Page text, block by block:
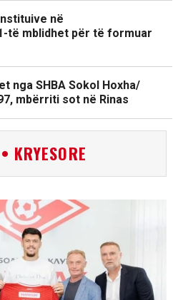
në
të mblidhet për të formuar
nga SHBA Sokol Hoxha/
mbërriti sot në Rinas
KRYESORE